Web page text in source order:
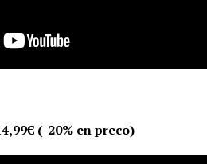
(-20% en preco)